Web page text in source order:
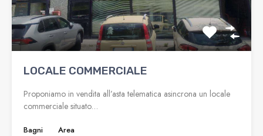
LOCALE COMMERCIALE
Proponiamo in vendita all’asta telematica asincrona un locale
commerciale situato…
Bagni
Area